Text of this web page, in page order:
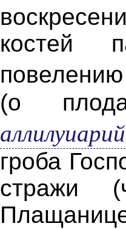
костей
(о
аллилуиарий
гроба
стражи